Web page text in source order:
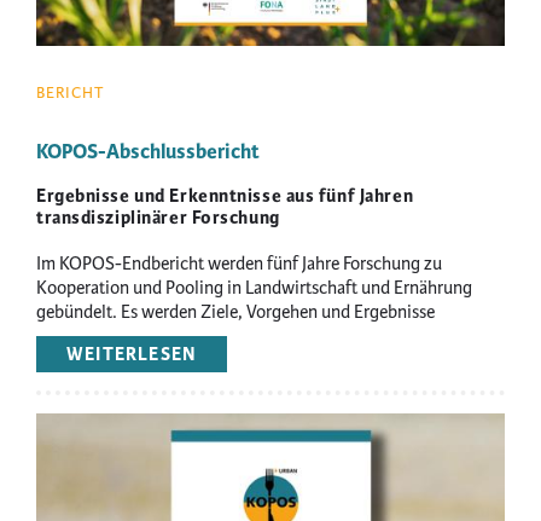
BERICHT
KOPOS-Abschlussbericht
Ergebnisse und Erkenntnisse aus fünf Jahren
transdisziplinärer Forschung
Im KOPOS-Endbericht werden fünf Jahre Forschung zu
Kooperation und Pooling in Landwirtschaft und Ernährung
gebündelt. Es werden Ziele, Vorgehen und Ergebnisse
zusammengefasst und Nutzen sowie zentrale
Handlungsempfehlungen bewertet.
WEITERLESEN
KOPOS-